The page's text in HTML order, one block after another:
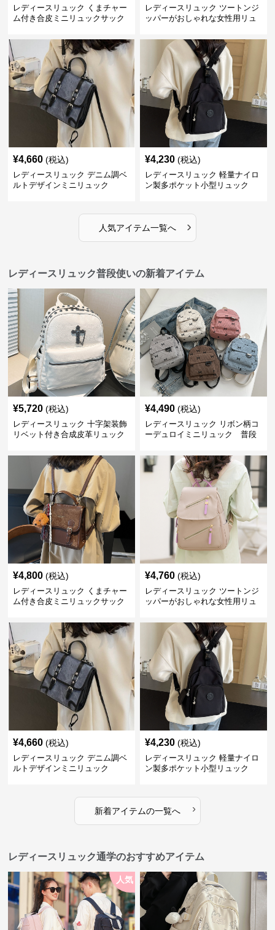
レディースリュック くまチャー
ム付き合皮ミニリュックサック
レディースリュック ツートンジ
ッパーがおしゃれな女性用リュ
¥4,660 (税込)
レディースリュック デニム調ベ
ルトデザインミニリュック
¥4,230 (税込)
レディースリュック 軽量ナイロ
ン製多ポケット小型リュック
人気アイテム一覧へ ›
レディースリュック普段使いの新着アイテム
¥5,720 (税込)
レディースリュック 十字架装飾
リベット付き合成皮革リュック
¥4,490 (税込)
レディースリュック リボン柄コ
ーデュロイミニリュック 普段
¥4,800 (税込)
レディースリュック くまチャー
ム付き合皮ミニリュックサック
¥4,760 (税込)
レディースリュック ツートンジ
ッパーがおしゃれな女性用リュ
¥4,660 (税込)
レディースリュック デニム調ベ
ルトデザインミニリュック
¥4,230 (税込)
レディースリュック 軽量ナイロ
ン製多ポケット小型リュック
新着アイテムの一覧へ ›
レディースリュック通学のおすすめアイテム
人気